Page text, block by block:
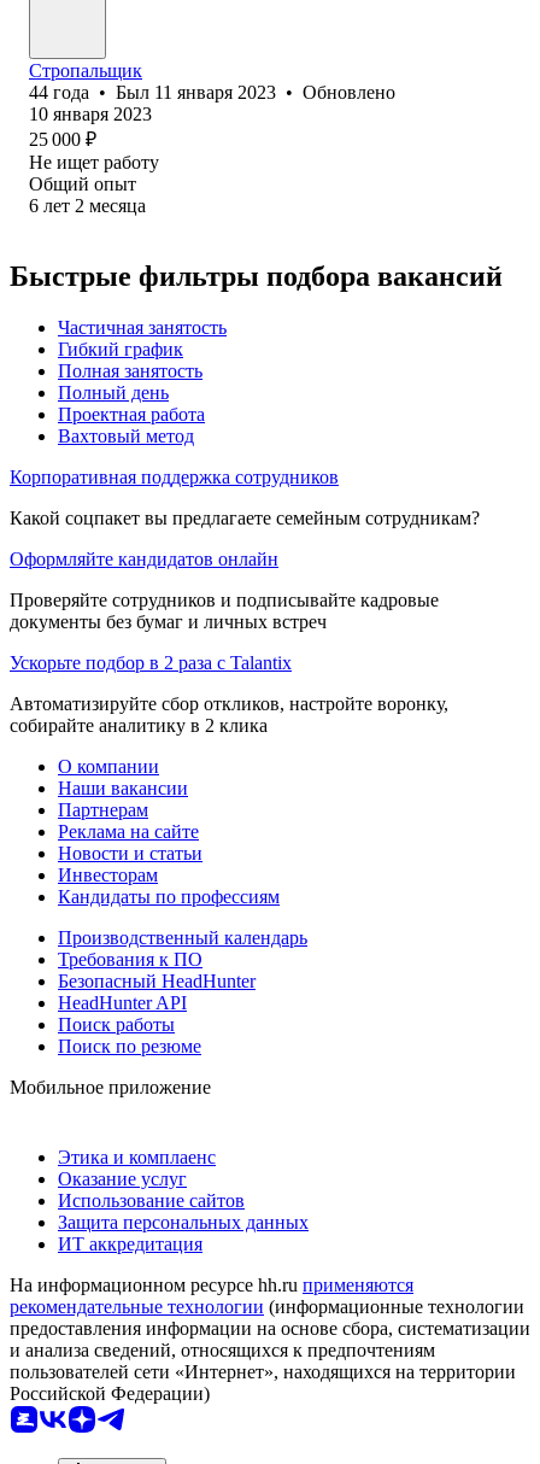
Стропальщик
44 года • Был 11 января 2023 • Обновлено
10 января 2023
25 000 ₽
Не ищет работу
Общий опыт
6 лет 2 месяца
Быстрые фильтры подбора вакансий
Частичная занятость
Гибкий график
Полная занятость
Полный день
Проектная работа
Вахтовый метод
Корпоративная поддержка сотрудников
Какой соцпакет вы предлагаете семейным сотрудникам?
Оформляйте кандидатов онлайн
Проверяйте сотрудников и подписывайте кадровые
документы без бумаг и личных встреч
Ускорьте подбор в 2 раза с Talantix
Автоматизируйте сбор откликов, настройте воронку,
собирайте аналитику в 2 клика
О компании
Наши вакансии
Партнерам
Реклама на сайте
Новости и статьи
Инвесторам
Кандидаты по профессиям
Производственный календарь
Требования к ПО
Безопасный HeadHunter
HeadHunter API
Поиск работы
Поиск по резюме
Мобильное приложение
Этика и комплаенс
Оказание услуг
Использование сайтов
Защита персональных данных
ИТ аккредитация
На информационном ресурсе hh.ru применяются
рекомендательные технологии (информационные технологии
предоставления информации на основе сбора, систематизации
и анализа сведений, относящихся к предпочтениям
пользователей сети «Интернет», находящихся на территории
Российской Федерации)